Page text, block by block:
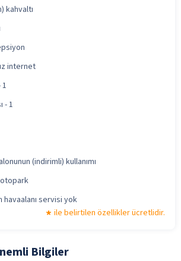
kahvaltı
internet
1
- 1
(indirimli) kullanımı
servisi yok
ile belirtilen özellikler ücretlidir.
Bilgiler